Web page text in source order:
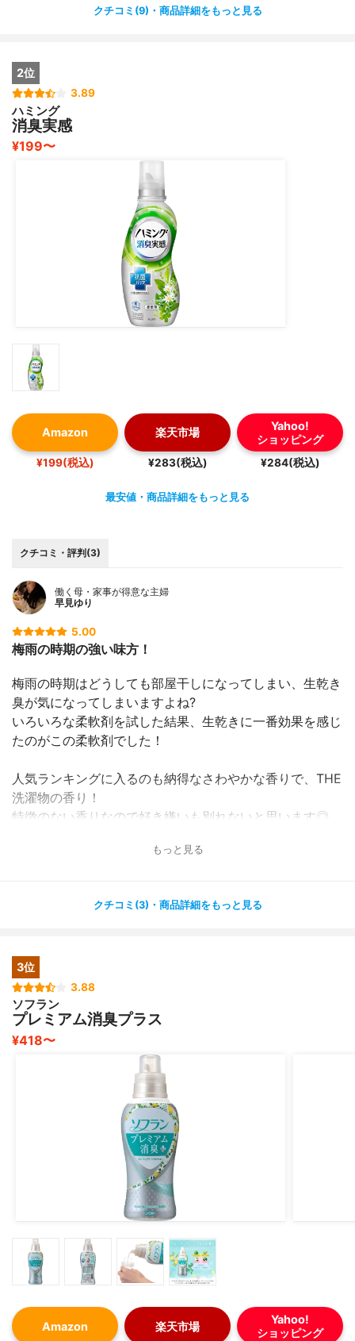
リッチフローラルの香り▶︎上品に包み込む、洗練された香
また、柔軟剤なのでふんわりやわらかな仕上がりに。
静電気を防いでくれたり、抗菌・防臭機能も。
折りたたみジワがつきにくくなる効果もあるそうです♡
個人的にはチャーミングブーケの香りが好みでした！
香りが異なるので店頭のテスターで試しながらお好みの香
りが見つけてほしいなと思います♡
こちらはlulucosさまよりいただきました！
#lulucosプレゼント #lulucosキャンペーン
クチコミ(9)・商品詳細をもっと見る
2位
3.89
ハミング
消臭実感
¥199〜
Amazon
¥199(税込)
楽天市場
¥283(税込)
Yahoo!
ショッピング
¥284(税込)
最安値・商品詳細をもっと見る
クチコミ・評判(3)
働く母・家事が得意な主婦
早見ゆり
5.00
梅雨の時期の強い味方！
梅雨の時期はどうしても部屋干しになってしまい、生乾き
臭が気になってしまいますよね?
いろいろな柔軟剤を試した結果、生乾きに一番効果を感じ
たのがこの柔軟剤でした！
人気ランキングに入るのも納得なさわやかな香りで、THE
洗濯物の香り！
特徴のない香りなので好き嫌いも別れないと思います◎
浴室干しや部屋干しをしても湿気た臭いを感じることがな
肌が荒れるといったこともなく快適に過ごせています！
もっと見る
クチコミ(3)・商品詳細をもっと見る
3位
3.88
ソフラン
プレミアム消臭プラス
¥418〜
Amazon 楽天市場
Yahoo!
ショッピング